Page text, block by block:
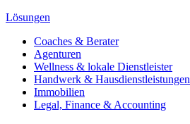
Lösungen
Coaches & Berater
Agenturen
Wellness & lokale Dienstleister
Handwerk & Hausdienstleistungen
Immobilien
Legal, Finance & Accounting